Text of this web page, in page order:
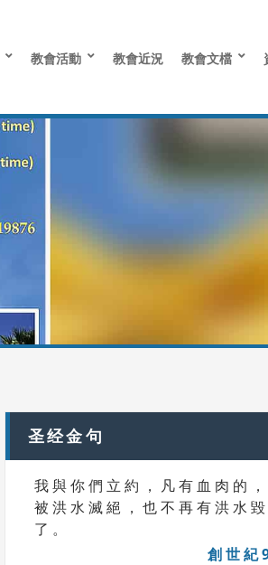
教會活動 教會近況 教會文檔
圣经金句
我 與 你 們 立 約 ， 凡 有 血 肉 的
被 洪 水 滅 絕 ， 也 不 再 有 洪 水
了 。
創 世 紀